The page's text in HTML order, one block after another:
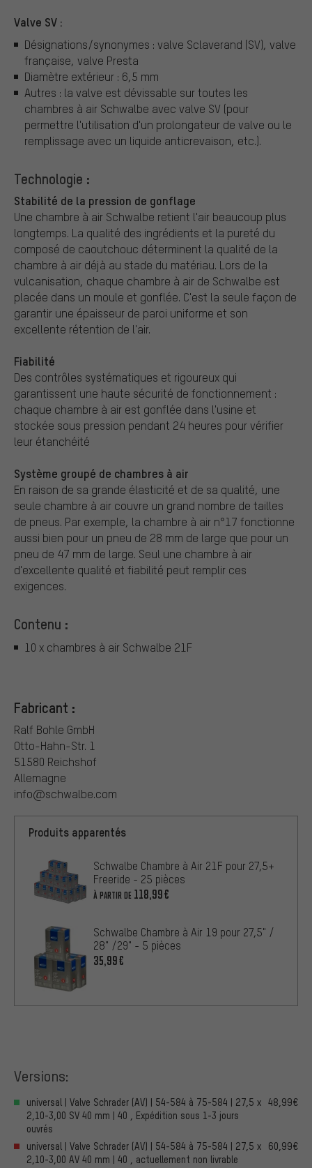
Valve SV :
Désignations/synonymes : valve Sclaverand (SV), valve
française, valve Presta
Diamètre extérieur : 6,5 mm
Autres : la valve est dévissable sur toutes les
chambres à air Schwalbe avec valve SV (pour
permettre l'utilisation d'un prolongateur de valve ou le
remplissage avec un liquide anticrevaison, etc.).
Technologie :
Stabilité de la pression de gonflage
Une chambre à air Schwalbe retient l'air beaucoup plus
longtemps. La qualité des ingrédients et la pureté du
composé de caoutchouc déterminent la qualité de la
chambre à air déjà au stade du matériau. Lors de la
vulcanisation, chaque chambre à air de Schwalbe est
placée dans un moule et gonflée. C'est la seule façon de
garantir une épaisseur de paroi uniforme et son
excellente rétention de l'air.
Fiabilité
Des contrôles systématiques et rigoureux qui
garantissent une haute sécurité de fonctionnement :
chaque chambre à air est gonflée dans l'usine et
stockée sous pression pendant 24 heures pour vérifier
leur étanchéité
Système groupé de chambres à air
En raison de sa grande élasticité et de sa qualité, une
seule chambre à air couvre un grand nombre de tailles
de pneus. Par exemple, la chambre à air n°17 fonctionne
aussi bien pour un pneu de 28 mm de large que pour un
pneu de 47 mm de large. Seul une chambre à air
d'excellente qualité et fiabilité peut remplir ces
exigences.
Contenu :
10 x chambres à air Schwalbe 21F
Fabricant :
Ralf Bohle GmbH
Otto-Hahn-Str. 1
51580 Reichshof
Allemagne
info@schwalbe.com
Produits apparentés
Schwalbe Chambre à Air 21F pour 27,5+
Freeride - 25 pièces
À PARTIR DE 118,99€
Schwalbe Chambre à Air 19 pour 27,5" /
28" /29" - 5 pièces
35,99€
Versions:
universal | Valve Schrader (AV) | 54-584 à 75-584 | 27,5 x
2,10-3,00 SV 40 mm | 40 , Expédition sous 1-3 jours
ouvrés
48,99€
universal | Valve Schrader (AV) | 54-584 à 75-584 | 27,5 x
2,10-3,00 AV 40 mm | 40 , actuellement non livrable
60,99€